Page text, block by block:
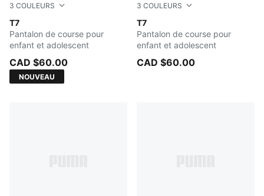
3 COULEURS
T7
PUMA BLACK
Pantalon de course pour
enfant et adolescent
CAD $60.00
NOUVEAU
3 COULEURS
T7
New Navy
Pantalon de course pour
enfant et adolescent
CAD $60.00